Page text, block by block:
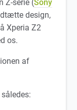
Z-serie (Sony
design,
Xperia Z2
os.
af